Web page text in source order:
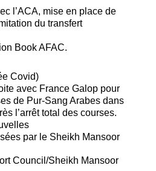
l’ACA, mise en place de
du transfert
Book AFAC.
Covid)
avec France Galop pour
de Pur-Sang Arabes dans
l’arrêt total des courses.
par le Sheikh Mansoor
Council/Sheikh Mansoor